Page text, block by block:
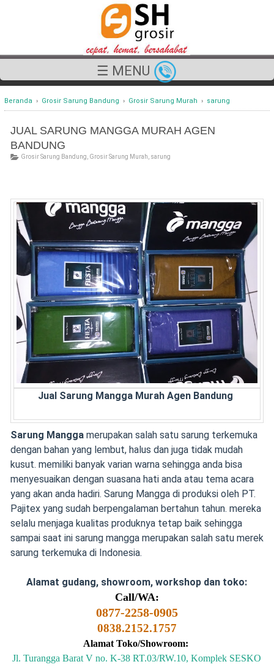
☰ MENU
Beranda › Grosir Sarung Bandung › Grosir Sarung Murah › sarung
JUAL SARUNG MANGGA MURAH AGEN
BANDUNG
Grosir Sarung Bandung Grosir Sarung Murah sarung
Jual Sarung Mangga Murah Agen Bandung
Sarung Manggamerupakan salah satu sarung terkemuka
dengan bahan yang lembut, halus dan juga tidak mudah
kusut. memiliki banyak varian warna sehingga anda bisa
menyesuaikan dengan suasana hati anda atau tema acara
yang akan anda hadiri. Sarung Mangga di produksi oleh PT.
Pajitex yang sudah berpengalaman bertahun tahun. mereka
selalu menjaga kualitas produknya tetap baik sehingga
sampai saat ini sarung mangga merupakan salah satu merek
sarung terkemuka di Indonesia.
Alamat gudang, showroom, workshop dan toko:
Call/WA:
0877-2258-0905
0838.2152.1757
Alamat Toko/Showroom:
Jl. Turangga Barat V no. K-38 RT.03/RW.10, Komplek SESKO